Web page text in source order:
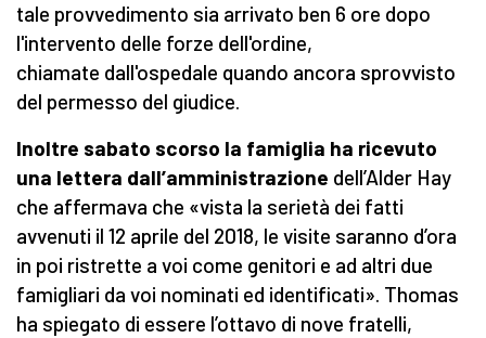
tale provvedimento sia arrivato ben 6 ore dopo
l'intervento delle forze dell'ordine,
chiamate dall'ospedale quando ancora sprovvisto
del permesso del giudice.
Inoltre sabato scorso la famiglia ha ricevuto
una lettera dall’amministrazione dell’Alder Hay
che affermava che «vista la serietà dei fatti
avvenuti il 12 aprile del 2018, le visite saranno d’ora
in poi ristrette a voi come genitori e ad altri due
famigliari da voi nominati ed identificati». Thomas
ha spiegato di essere l’ottavo di nove fratelli,